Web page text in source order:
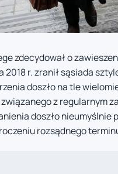
zdecydował o
2018 r. zranił sąsiada
doszło na tle
z regularnym
doszło
rozsądnego